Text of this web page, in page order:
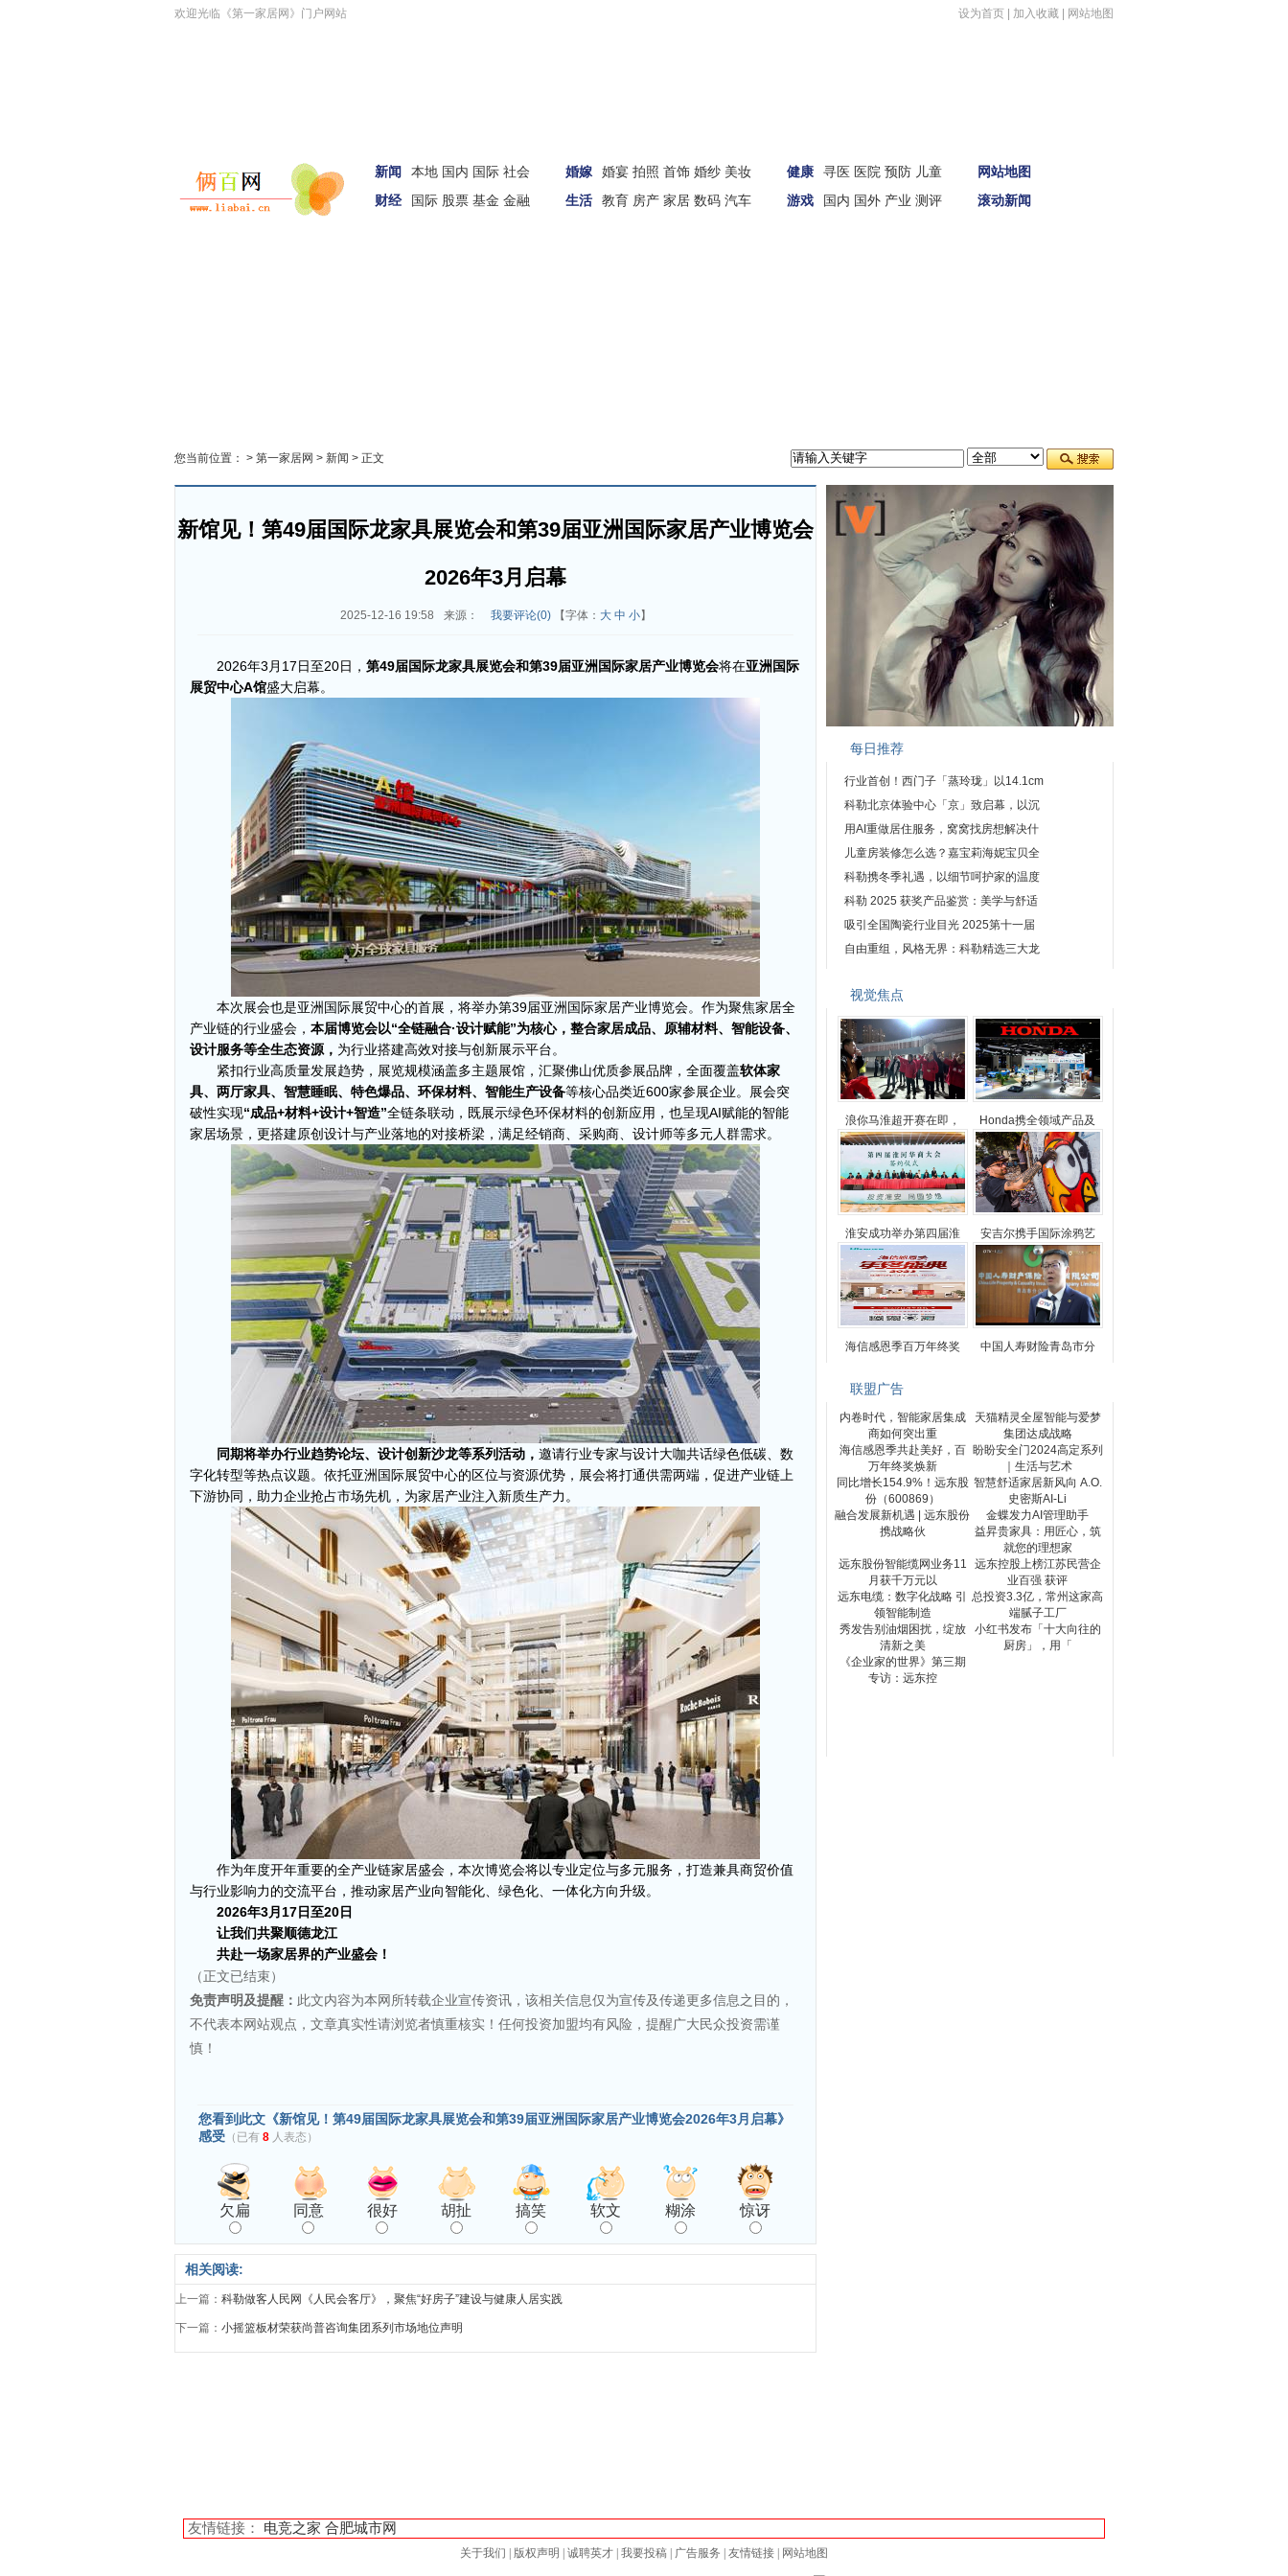
欢迎光临《第一家居网》门户网站 设为首页 加入收藏 网站地图
新闻 本地 国内 国际 社会
财经
国际 股票 基金 金融
婚嫁 婚宴 拍照 首饰 婚纱 美妆
生活
教育 房产 家居 数码 汽车
健康 寻医 医院 预防 儿童
游戏
国内 国外 产业 测评
网站地图
滚动新闻
您当前位置： > 第一家居网 > 新闻 > 正文
新馆见！第49届国际龙家具展览会和第39届亚洲国际家居产业博览会
2026年3月启幕
2025-12-16 19:58 来源： 我要评论(0)【字体： 大 中 小】
2026年3月17日至20日， 第49届国际龙家具展览会和第39届亚洲国际家居产业博览会将在亚洲国际
展贸中心A馆盛大启幕。
本次展会也是亚洲国际展贸中心的首展，将举办第39届亚洲国际家居产业博览会。作为聚焦家居全
产业链的行业盛会， 本届博览会以“全链融合·设计赋能”为核心，整合家居成品、原辅材料、智能设备、
设计服务等全生态资源， 为行业搭建高效对接与创新展示平台。
紧扣行业高质量发展趋势，展览规模涵盖多主题展馆，汇聚佛山优质参展品牌，全面覆盖软体家
具、两厅家具、智慧睡眠、特色爆品、环保材料、智能生产设备等核心品类近600家参展企业。展会突
破性实现“成品+材料+设计+智造”全链条联动，既展示绿色环保材料的创新应用，也呈现AI赋能的智能
家居场景，更搭建原创设计与产业落地的对接桥梁，满足经销商、采购商、设计师等多元人群需求。
同期将举办行业趋势论坛、设计创新沙龙等系列活动， 邀请行业专家与设计大咖共话绿色低碳、数
字化转型等热点议题。依托亚洲国际展贸中心的区位与资源优势，展会将打通供需两端，促进产业链上
下游协同，助力企业抢占市场先机，为家居产业注入新质生产力。
作为年度开年重要的全产业链家居盛会，本次博览会将以专业定位与多元服务，打造兼具商贸价值
与行业影响力的交流平台，推动家居产业向智能化、绿色化、一体化方向升级。
2026年3月17日至20日
让我们共聚顺德龙江
共赴一场家居界的产业盛会！
（正文已结束）
免责声明及提醒： 此文内容为本网所转载企业宣传资讯，该相关信息仅为宣传及传递更多信息之目的，
不代表本网站观点，文章真实性请浏览者慎重核实！任何投资加盟均有风险，提醒广大民众投资需谨
慎！
您看到此文《新馆见！第49届国际龙家具展览会和第39届亚洲国际家居产业博览会2026年3月启幕》
感受 （已有 8 人表态）
欠扁 同意 很好 胡扯 搞笑 软文 糊涂 惊讶
相关阅读:
上一篇： 科勒做客人民网《人民会客厅》，聚焦“好房子”建设与健康人居实践
下一篇： 小摇篮板材荣获尚普咨询集团系列市场地位声明
每日推荐
行业首创！西门子「蒸玲珑」以14.1cm
科勒北京体验中心「京」致启幕，以沉
用AI重做居住服务，窝窝找房想解决什
儿童房装修怎么选？嘉宝莉海妮宝贝全
科勒携冬季礼遇，以细节呵护家的温度
科勒 2025 获奖产品鉴赏：美学与舒适
吸引全国陶瓷行业目光 2025第十一届
自由重组，风格无界：科勒精选三大龙
视觉焦点
浪你马淮超开赛在即， Honda携全领域产品及
淮安成功举办第四届淮 安吉尔携手国际涂鸦艺
海信感恩季百万年终奖 中国人寿财险青岛市分
联盟广告
内卷时代，智能家居集成
商如何突出重
天猫精灵全屋智能与爱梦
集团达成战略
海信感恩季共赴美好，百
万年终奖焕新
盼盼安全门2024高定系列
｜生活与艺术
同比增长154.9%！远东股
份（600869）
智慧舒适家居新风向 A.O.
史密斯AI-Li
融合发展新机遇 | 远东股份
携战略伙
金蝶发力AI管理助手
益昇贵家具：用匠心，筑
就您的理想家
远东股份智能缆网业务11
月获千万元以
远东控股上榜江苏民营企
业百强 获评
远东电缆：数字化战略 引
领智能制造
总投资3.3亿，常州这家高
端腻子工厂
秀发告别油烟困扰，绽放
清新之美
小红书发布「十大向往的
厨房」，用「
《企业家的世界》第三期
专访：远东控
友情链接： 电竞之家 合肥城市网
关于我们 版权声明 诚聘英才 我要投稿 广告服务 友情链接 网站地图